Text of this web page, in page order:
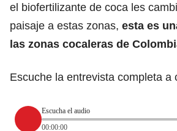
el biofertilizante de coca les
paisaje a estas zonas, esta es
las zonas cocaleras de
Escuche la entrevista completa a
Escucha el audio
00:00:00